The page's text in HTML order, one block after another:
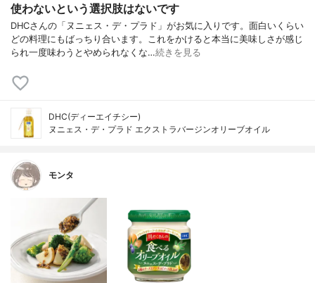
使わないという選択肢はないです
DHCさんの「ヌニェス・デ・プラド」がお気に入りです。面白いくらい
どの料理にもばっちり合います。これをかけると本当に美味しさが感じ
られ一度味わうとやめられなくな…続きを見る
DHC(ディーエイチシー)
ヌニェス・デ・プラド エクストラバージンオリーブオイル
モンタ